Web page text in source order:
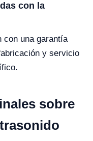
con la
con una garantía
y servicio
sobre